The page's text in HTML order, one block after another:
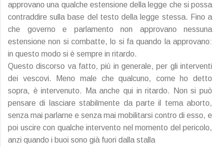
approvano una qualche estensione della legge che si possa
contraddire sulla base del testo della legge stessa. Fino a
che governo e parlamento non approvano nessuna
estensione non si combatte, lo si fa quando la approvano:
in questo modo si è sempre in ritardo.
Questo discorso va fatto, più in generale, per gli interventi
dei vescovi. Meno male che qualcuno, come ho detto
sopra, è intervenuto. Ma anche qui in ritardo. Non si può
pensare di lasciare stabilmente da parte il tema aborto,
senza mai parlarne e senza mai mobilitarsi contro di esso, e
poi uscire con qualche intervento nel momento del pericolo,
anzi quando i buoi sono già fuori dalla stalla